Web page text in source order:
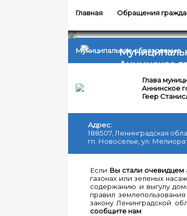
Главная Обращения
Аннинское
Муниципальное образование
Глава
Аннинское
Геер
Адрес:
188507, Ленинградская
гп. Новоселье, ул.
Если Вы стали очевидцем
газонах или зеленых
содержанию и выгулу
правил
закону Ленинградской
сообщите нам
07
2026
Оцените
нашу
Едином
портале
государственных
услуг